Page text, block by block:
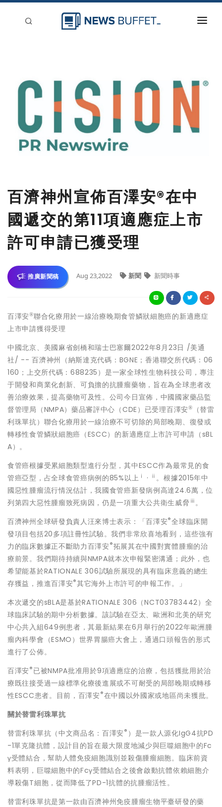
登入
百濟神州宣佈百澤安®在中
國遞交的第11項適應症上市
許可申請已獲受理
推廣新聞稿 Aug 23,2022 新聞 新聞時事
百澤安®聯合化療用於一線治療晚期食管鱗狀細胞癌的新適應症
上市申請獲得受理
中國北京、美國麻省劍橋和瑞士巴塞爾2022年8月23日 /美通
社/ -- 百濟神州（納斯達克代碼：BGNE；香港聯交所代碼：06
160；上交所代碼：688235）是一家全球性生物科技公司，專注
于開發和商業化創新、可負擔的抗腫瘤藥物，旨在為全球患者改
善治療效果，提高藥物可及性。公司今日宣佈，中國國家藥品監
督管理局（NMPA）藥品審評中心（CDE）已受理百澤安®
（替雷
利珠單抗）聯合化療用於一線治療不可切除的局部晚期、復發或
轉移性食管鱗狀細胞癌（ESCC）的新適應症上市許可申請（sBL
A）。
食管癌根據受累細胞類型進行分型，其中ESCC作為最常見的食
管癌亞型，占全球食管癌病例的85%以上 ⅰ ， ⅱ 。根據2015年中
國惡性腫瘤流行情況估計，我國食管癌新發病例高達24.6萬，位
列第四大惡性腫瘤致死病因，仍是一項重大公共衛生威脅 ⅲ 。
百濟神州全球研發負責人汪來博士表示：
「百澤安®全球臨床開
發項目包括20多項註冊性試驗。我們非常欣喜地看到，這些強有
力的臨床數據正不斷助力百澤安®拓展其在中國對實體腫瘤的治
療前景。我們期待持續與NMPA就本次申報緊密溝通；此外，也
希望能基於RATIONALE 306試驗所展現的具有臨床意義的總生
存獲益，推進百澤安®其它海外上市許可的申報工作。 」
本次遞交的sBLA是基於RATIONALE 306（NCT03783442）全
球臨床試驗的期中分析數據。該試驗在亞太、歐洲和北美的研究
中心共入組649例患者，其最新結果在6月舉行的2022年歐洲腫
瘤內科學會（ESMO）世界胃腸癌大會上，通過口頭報告的形式
進行了公佈。
百澤安® 已被NMPA批准用於9項適應症的治療，包括獲批用於治
療既往接受過一線標準化療後進展或不可耐受的局部晚期或轉移
性ESCC患者。目前，百澤安®在中國以外國家或地區尚未獲批。
關於替雷利珠單抗
替雷利珠單抗（中文商品名：百澤安® ）是一款人源化IgG4抗PD
-1單克隆抗體，設計目的旨在最大限度地減少與巨噬細胞中的Fc
γ受體結合，幫助人體免疫細胞識別並殺傷腫瘤細胞。臨床前資
料表明，巨噬細胞中的Fcγ受體結合之後會啟動抗體依賴細胞介
導殺傷T細胞，從而降低了PD-1抗體的抗腫瘤活性。
替雷利珠單抗是第一款由百濟神州免疫腫瘤生物平臺研發的藥